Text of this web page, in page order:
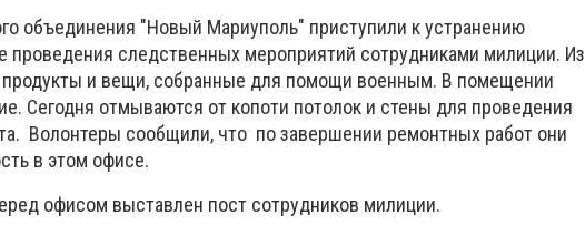
объединения "Новый Мариуполь" приступили к устранению
проведения следственных мероприятий сотрудниками милиции. Из
и вещи, собранные для помощи военным. В помещении
Сегодня отмываются от копоти потолок и стены для проведения
Волонтеры сообщили, что по завершении ремонтных работ они
в этом офисе.
офисом выставлен пост сотрудников милиции.